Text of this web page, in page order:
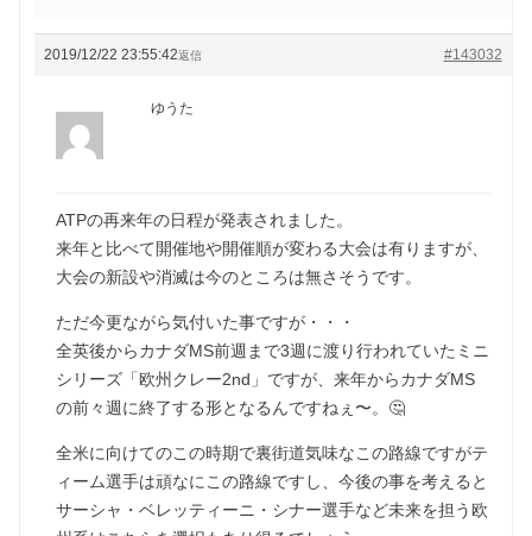
2019/12/22 23:55:42 #143032
返信
ゆうた
ATPの再来年の日程が発表されました。
来年と比べて開催地や開催順が変わる大会は有りますが、
大会の新設や消滅は今のところは無さそうです。
ただ今更ながら気付いた事ですが・・・
全英後からカナダMS前週まで3週に渡り行われていたミニ
シリーズ「欧州クレー2nd」ですが、来年からカナダMS
の前々週に終了する形となるんですねぇ〜。🤔
全米に向けてのこの時期で裏街道気味なこの路線ですがテ
ィーム選手は頑なにこの路線ですし、今後の事を考えると
サーシャ・ベレッティーニ・シナー選手など未来を担う欧